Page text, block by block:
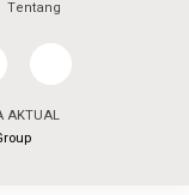
Tentang
AKTUAL